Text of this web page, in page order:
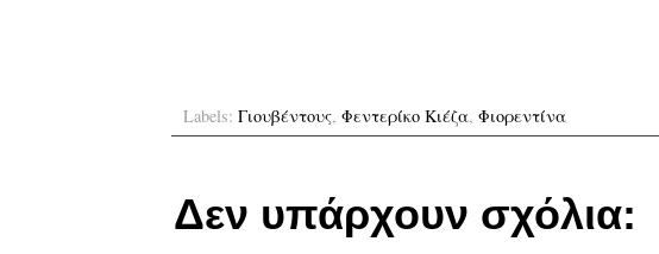
Labels: Γιουβέντους, Φεντερίκο Κιέζα, Φιορεντίνα
Δεν υπάρχουν σχόλια: